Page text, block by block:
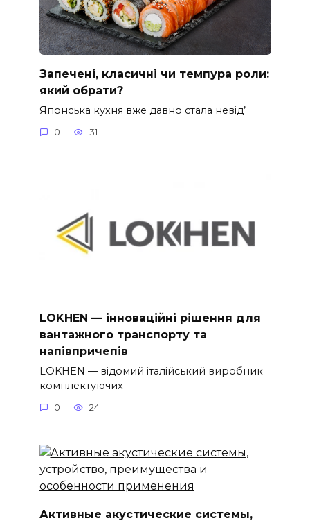
Запечені, класичні чи темпура роли:
який обрати?
Японська кухня вже давно стала невід’
0 31
LOKHEN — інноваційні рішення для
вантажного транспорту та
напівпричепів
LOKHEN — відомий італійський виробник
комплектуючих
0 24
Активные акустические системы,